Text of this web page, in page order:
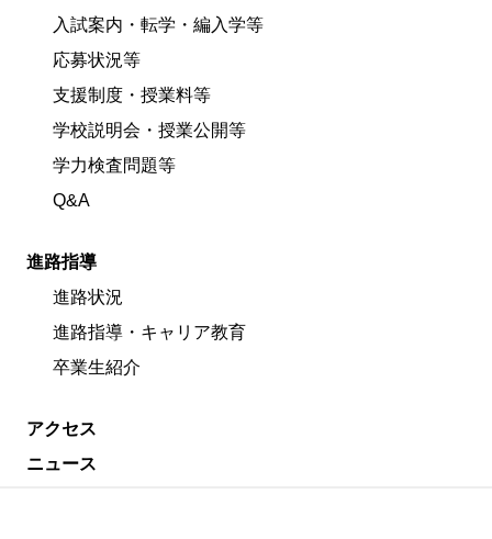
入試案内・転学・編入学等
応募状況等
支援制度・授業料等
学校説明会・授業公開等
学力検査問題等
Q&A
進路指導
進路状況
進路指導・キャリア教育
卒業生紹介
アクセス
ニュース